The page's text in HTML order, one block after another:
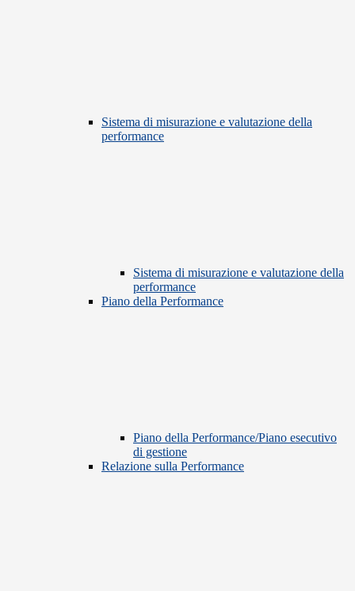
Sistema di misurazione e valutazione della
performance
Sistema di misurazione e valutazione della
performance
Piano della Performance
Piano della Performance/Piano esecutivo
di gestione
Relazione sulla Performance